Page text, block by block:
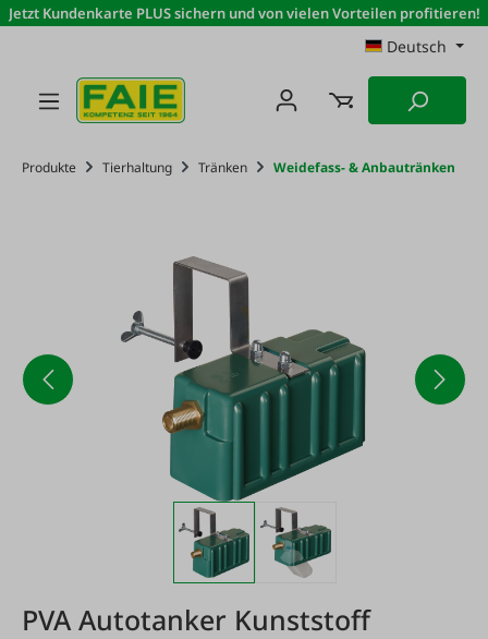
Zum Hauptinhalt springen
Jetzt Kundenkarte PLUS sichern und von vielen Vorteilen profitieren!
Deutsch
Produkte Tierhaltung Tränken Weidefass- & Anbautränken
PVA Autotanker Kunststoff